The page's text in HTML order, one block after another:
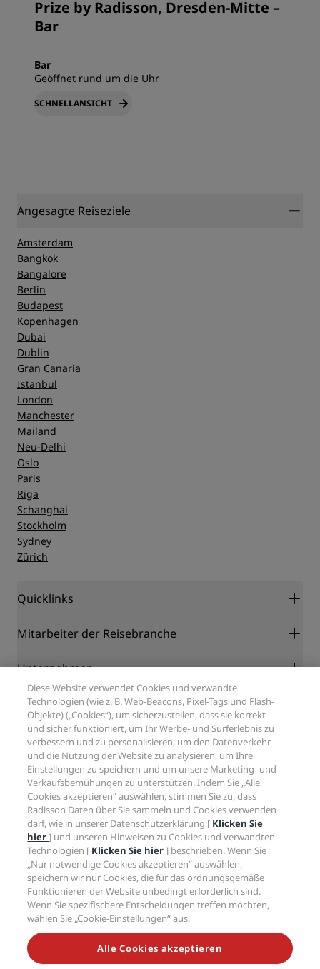
Prize by Radisson, Dresden-Mitte –
Bar
Bar
Geöffnet rund um die Uhr
SCHNELLANSICHT
Angesagte Reiseziele
Amsterdam
Bangkok
Bangalore
Berlin
Budapest
Kopenhagen
Dubai
Dublin
Gran Canaria
Istanbul
London
Manchester
Mailand
Neu-Delhi
Oslo
Paris
Riga
Schanghai
Stockholm
Sydney
Zürich
Quicklinks
Radisson Rewards
Blog
Neue und aufstrebende Hotels
Radisson Hotels APP
„Sports Approved“-Hotels
Familienfreundliche Hotels
Gesundheit & Sicherheit
Mitarbeiter der Reisebranche
Partner
Reisebüros
Unternehmen
Radisson Hotel Group
Medien
Karriere RHG
Karriere PPHE
Karrieren EHL
The Club by RHG
Entwicklungsmöglichkeiten
Responsible Business – Unser Engagement
Einkauf
Rechtliches
Privacy Centre
Rechtliche Hinweise
Radisson Rewards Geschäftsbedingungen
Website-Nutzungsvereinbarung
Digitale Barrierefreiheit
Moderne Sklaverei – Erklärung
Hilfe
Verbrauchermeldungen
Kontakt
FAQ
Inhaltsübersicht
Soziale Medien
Marken von Radisson Hotels
VERPASSEN SIE NIEMALS UNSERE BELIEBTESTEN
ANGEBOTE
Diese Website verwendet Cookies und verwandte
Technologien (wie z. B. Web-Beacons, Pixel-Tags und Flash-
Objekte) („Cookies“), um sicherzustellen, dass sie korrekt
und sicher funktioniert, um Ihr Werbe- und Surferlebnis zu
verbessern und zu personalisieren, um den Datenverkehr
und die Nutzung der Website zu analysieren, um Ihre
Einstellungen zu speichern und um unsere Marketing- und
Verkaufsbemühungen zu unterstützen. Indem Sie „Alle
Cookies akzeptieren“ auswählen, stimmen Sie zu, dass
Radisson Daten über Sie sammeln und Cookies verwenden
darf, wie in unserer Datenschutzerklärung [ Klicken Sie
hier] und unseren Hinweisen zu Cookies und verwandten
Technologien [ Klicken Sie hier] beschrieben. Wenn Sie
„Nur notwendige Cookies akzeptieren“ auswählen,
speichern wir nur Cookies, die für das ordnungsgemäße
Funktionieren der Website unbedingt erforderlich sind.
Wenn Sie spezifischere Entscheidungen treffen möchten,
wählen Sie „Cookie-Einstellungen“ aus.
Alle Cookies akzeptieren